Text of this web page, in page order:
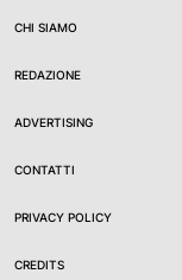
CHI SIAMO
REDAZIONE
ADVERTISING
CONTATTI
PRIVACY POLICY
CREDITS